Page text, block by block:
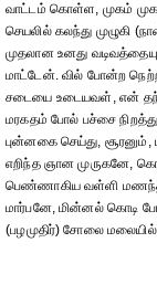
வாட்டம் கொள்ள, முகம்
செயலில் கலந்து முழுகி
முதலான உனது
மாட்டேன். வில் போன்ற
சடையை உடையவள், என்
மரகதம் போல் பச்சை
புன்னகை செய்து, சூரனும்,
எறிந்த ஞான முருகனே,
பெண்ணாகிய வள்ளி
மார்பனே, மின்னல் கொடி
(பழமுதிர்) சோலை மலையில்